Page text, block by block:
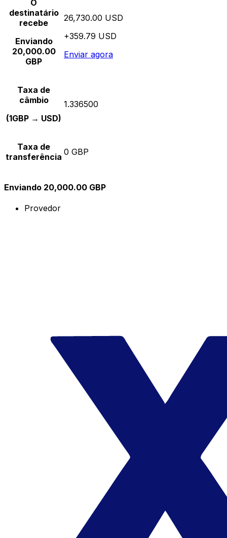
O
destinatário
recebe
Enviando
20,000.00
GBP
26,730.00 USD
+359.79 USD
Enviar agora
Taxa de
câmbio
(1GBP → USD)
1.336500
Taxa de
transferência 0 GBP
Enviando 20,000.00 GBP
Provedor